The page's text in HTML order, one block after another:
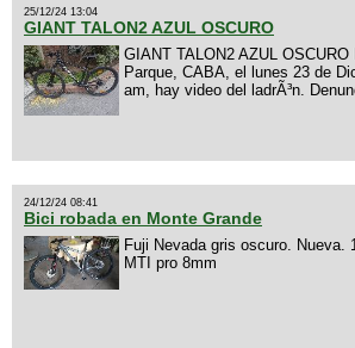
25/12/24 13:04
GIANT TALON2 AZUL OSCURO
GIANT TALON2 AZUL OSCURO
Parque, CABA, el lunes 23 de
am, hay video del ladrÃ³n.
24/12/24 08:41
Bici robada en Monte Grande
Fuji Nevada gris oscuro. Nueva.
MTI pro 8mm